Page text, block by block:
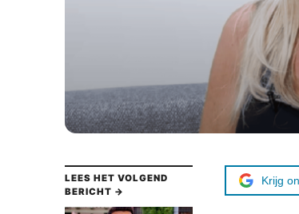
LEES HET VOLGEND
BERICHT →
Krijg